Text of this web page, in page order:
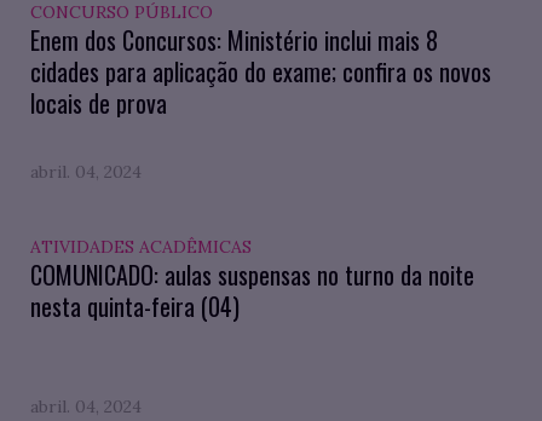
CONCURSO PÚBLICO
Enem dos Concursos: Ministério inclui mais 8
cidades para aplicação do exame; confira os novos
locais de prova
abril. 04, 2024
ATIVIDADES ACADÊMICAS
COMUNICADO: aulas suspensas no turno da noite
nesta quinta-feira (04)
abril. 04, 2024